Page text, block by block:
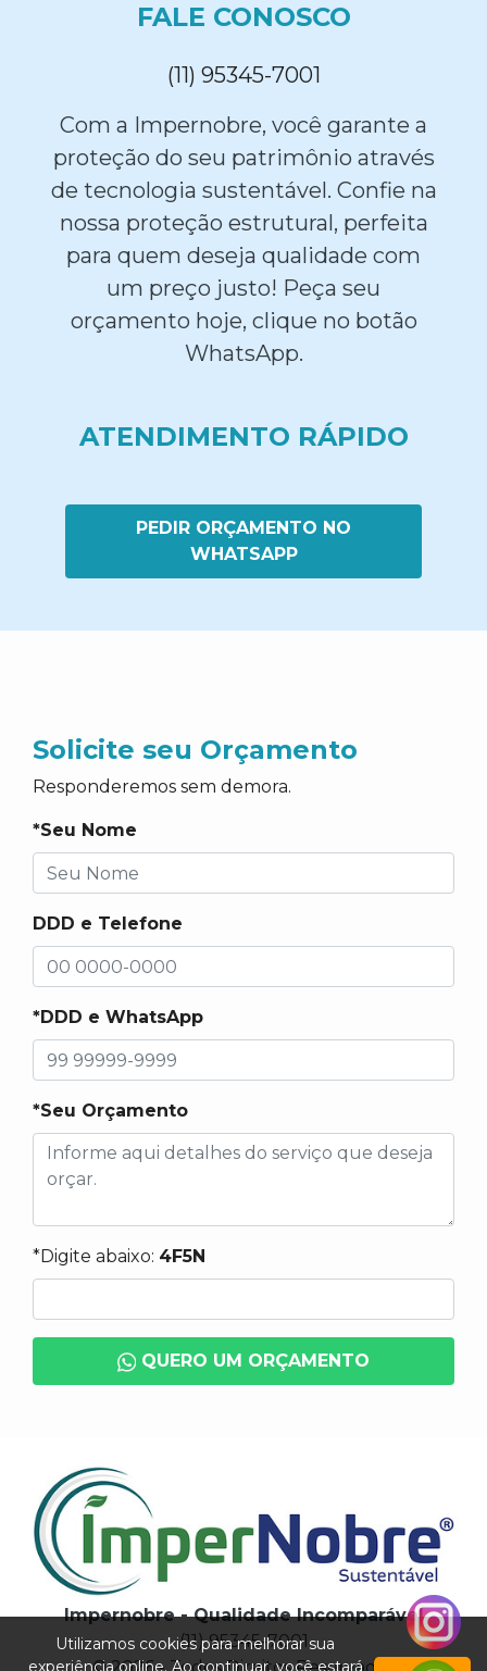
FALE CONOSCO
(11) 95345-7001
Com a Impernobre, você garante a
proteção do seu patrimônio através
de tecnologia sustentável. Confie na
nossa proteção estrutural, perfeita
para quem deseja qualidade com
um preço justo! Peça seu
orçamento hoje, clique no botão
WhatsApp.
ATENDIMENTO RÁPIDO
PEDIR ORÇAMENTO NO
WHATSAPP
Solicite seu Orçamento
Responderemos sem demora.
*Seu Nome
DDD e Telefone
*DDD e WhatsApp
*Seu Orçamento
*Digite abaixo: 4F5N
QUERO UM ORÇAMENTO
Impernobre - Qualidade Incomparável
(11) 95345-7001
Utilizamos cookies para melhorar sua
experiência online. Ao continuar, você estará